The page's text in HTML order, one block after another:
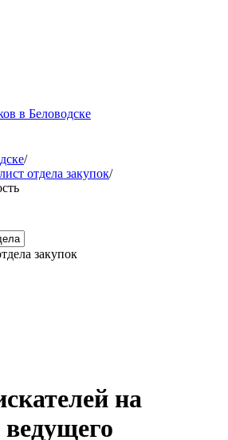
в Беловодске
/
отдела закупок/
закупок
на